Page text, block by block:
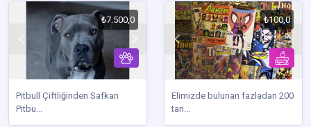
₺7.500,0
Pitbull Çiftliğinden Safkan
Pitbu...
₺100,0
Elimizde bulunan fazladan 200
tan...